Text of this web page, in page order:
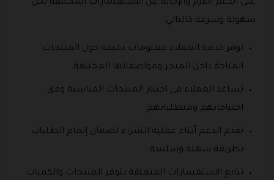
على الدعم اللازم والإجابة عن الاستفسارات المختلفة بكل
سهولة وسرعة كالتالي:
توفر خدمة العملاء معلومات دقيقة حول المنتجات
المتاحة داخل المتجر ومواصفاتها المختلفة.
تساعد العملاء في اختيار المنتجات المناسبة وفق
احتياجاتهم ومتطلباتهم.
تقدم الدعم أثناء عملية الشراء لضمان إتمام الطلبات
بطريقة سهلة وسلسة.
تتابع الاستفسارات المتعلقة بتوفر المنتجات والكميات